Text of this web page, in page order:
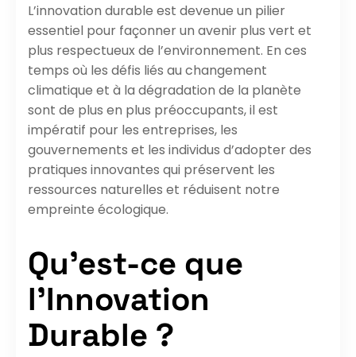
L’innovation durable est devenue un pilier
essentiel pour façonner un avenir plus vert et
plus respectueux de l’environnement. En ces
temps où les défis liés au changement
climatique et à la dégradation de la planète
sont de plus en plus préoccupants, il est
impératif pour les entreprises, les
gouvernements et les individus d’adopter des
pratiques innovantes qui préservent les
ressources naturelles et réduisent notre
empreinte écologique.
Qu’est-ce que
l’Innovation
Durable ?